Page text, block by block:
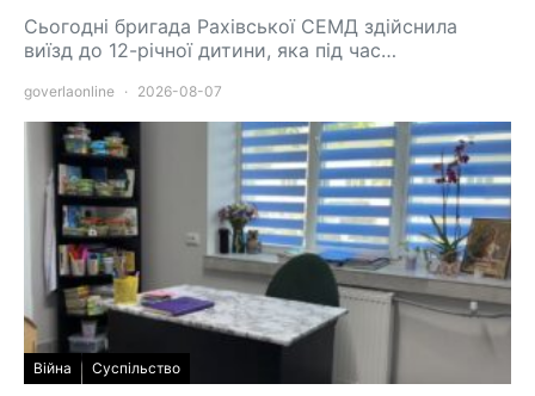
Сьогодні бригада Рахівської СЕМД здійснила
виїзд до 12-річної дитини, яка під час…
goverlaonline 2026-08-07
Війна Суспільство